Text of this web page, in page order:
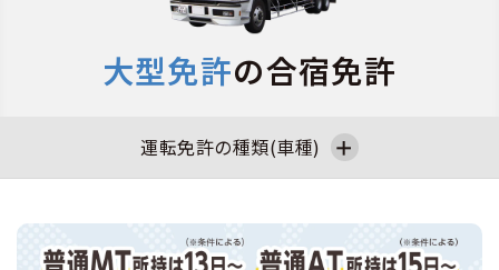
大型二輪
運転免許の種類(車種)
特集ページ一覧
出発地別おすすめ校
合宿免許選びのアドバイス
合宿免許での免許取得の流れ
合宿免許で最短合格するには
会社概要
運転者適性診断
大型免許の合宿免許
運転免許の種類(車種)
普通車 普通二輪 大型二輪